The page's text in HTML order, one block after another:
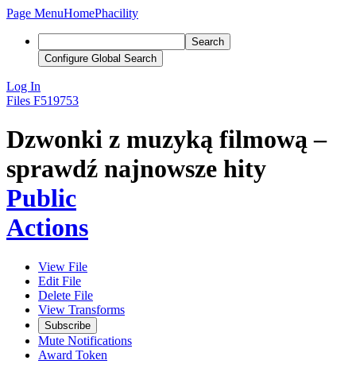
Page MenuHomePhacility
Search
Configure Global Search
Log In
Files F519753
Dzwonki z muzyką filmową –
sprawdź najnowsze hity
Public
Actions
View File
Edit File
Delete File
View Transforms
Subscribe
Mute Notifications
Award Token